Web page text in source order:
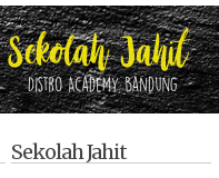
Sekolah Jahit